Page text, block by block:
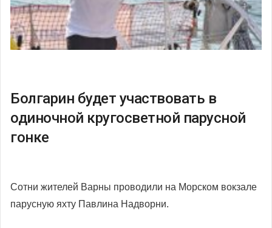
Болгарин будет участвовать в
одиночной кругосветной парусной
гонке
Сотни жителей Варны проводили на Морском вокзале
парусную яхту Павлина Надворни.